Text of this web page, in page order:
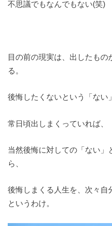
不思議でもなんでもない(笑)
目の前の現実は、出したも
る。
後悔したくないという「ない
常日頃出しまくっていれば、
当然後悔に対しての「ない」
ら、
後悔しまくる人生を、次々自
というわけ。